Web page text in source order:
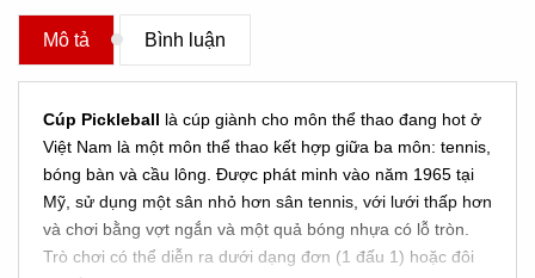
Mô tả Bình luận
Cúp Pickleball là cúp giành cho môn thể thao đang hot ở
Việt Nam là một môn thể thao kết hợp giữa ba môn: tennis,
bóng bàn và cầu lông. Được phát minh vào năm 1965 tại
Mỹ, sử dụng một sân nhỏ hơn sân tennis, với lưới thấp hơn
và chơi bằng vợt ngắn và một quả bóng nhựa có lỗ tròn.
Trò chơi có thể diễn ra dưới dạng đơn (1 đấu 1) hoặc đôi